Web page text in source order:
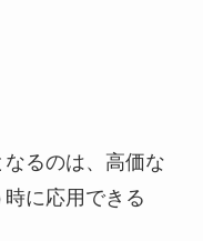
るのは、高価な
に応用できる